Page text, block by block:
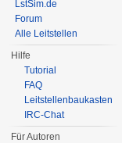
LstSim.de
Forum
Alle Leitstellen
Hilfe
Tutorial
FAQ
Leitstellenbaukasten
IRC-Chat
Für Autoren